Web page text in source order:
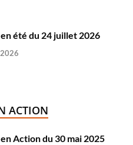
été du 24 juillet 2026
ACTION
Action du 30 mai 2025